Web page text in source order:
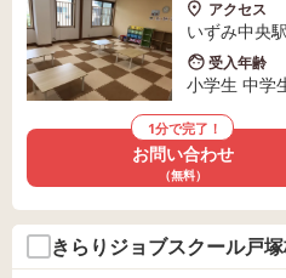
アクセス
いずみ中央
受入年齢
小学生 中学
1分で完了！
お問い合わせ
（無料）
きらりジョブスクール戸